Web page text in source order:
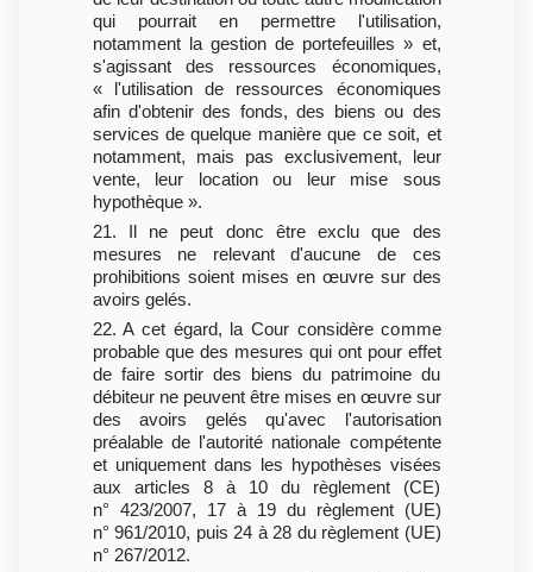
qui pourrait en permettre l'utilisation,
notamment la gestion de portefeuilles » et,
s'agissant des ressources économiques,
« l'utilisation de ressources économiques
afin d'obtenir des fonds, des biens ou des
services de quelque manière que ce soit, et
notamment, mais pas exclusivement, leur
vente, leur location ou leur mise sous
hypothèque ».
21. Il ne peut donc être exclu que des
mesures ne relevant d'aucune de ces
prohibitions soient mises en œuvre sur des
avoirs gelés.
22. A cet égard, la Cour considère comme
probable que des mesures qui ont pour effet
de faire sortir des biens du patrimoine du
débiteur ne peuvent être mises en œuvre sur
des avoirs gelés qu'avec l'autorisation
préalable de l'autorité nationale compétente
et uniquement dans les hypothèses visées
aux articles 8 à 10 du règlement (CE)
n° 423/2007, 17 à 19 du règlement (UE)
n° 961/2010, puis 24 à 28 du règlement (UE)
n° 267/2012.